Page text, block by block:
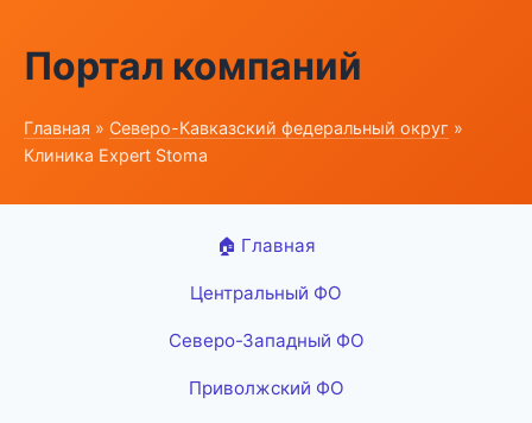
Портал компаний
Главная » Северо-Кавказский федеральный округ »
Клиника Expert Stoma
🏠 Главная
Центральный ФО
Северо-Западный ФО
Приволжский ФО